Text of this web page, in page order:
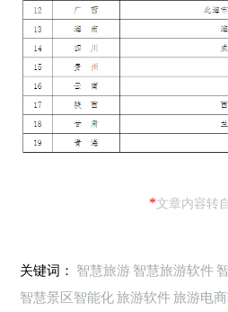
*文章内容转
关键词： 智慧旅游智慧旅游软件
智慧景区智能化旅游软件旅游电